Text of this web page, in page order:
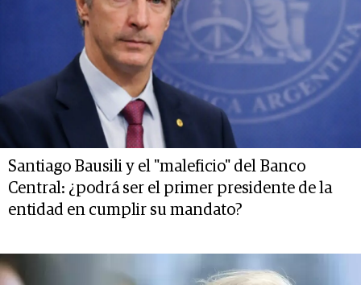
Santiago Bausili y el "maleficio" del Banco
Central: ¿podrá ser el primer presidente de la
entidad en cumplir su mandato?